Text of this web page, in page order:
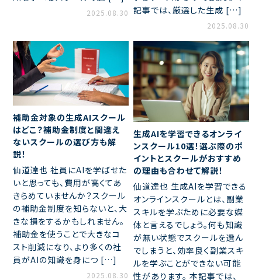
2025.08.30 記事では、厳選した生成 […]
2025.08.30
補助金対象の生成AIスクール
はどこ？補助金制度と間違え
ないスクールの選び方も解
説！
仙道達也 社員にAIを学ばせた
いと思っても、費用が高くてあ
きらめていませんか？スクール
の補助金制度を知らないと、大
きな損をするかもしれません。
補助金を使うことで大きなコ
スト削減になり、より多くの社
員がAIの知識を身につ […]
2025.08.30
生成AIを学習できるオンライ
ンスクール10選！選ぶ際のポ
イントとスクールがおすすめ
の理由も合わせて解説！
仙道達也 生成AIを学習できる
オンラインスクールとは、副業
スキルを学ぶために必要な媒
体と言えるでしょう。何も知識
が無い状態でスクールを選ん
でしまうと、効率良く副業スキ
ルを学ぶことができない可能
性があります。 本記事では、